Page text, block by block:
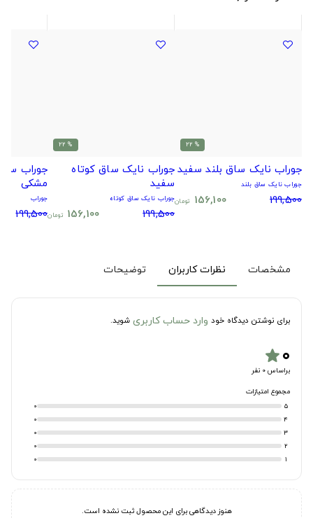
% 22
جوراب نایک ساق بلند سفید
جوراب نایک ساق بلند
199,500
156,100 تومان
% 22
جوراب نایک ساق کوتاه
سفید
جوراب نایک ساق کوتاه
199,500
156,100 تومان
جوراب
مشکی
جوراب
199,500
مشخصات نظرات کاربران توضیحات
برای نوشتن دیدگاه خود وارد حساب کاربری شوید.
۰star
براساس 0 نفر
مجموع امتیازات
5
0
4
0
3
0
2
0
1
0
هنوز دیدگاهی برای این محصول ثبت نشده است.